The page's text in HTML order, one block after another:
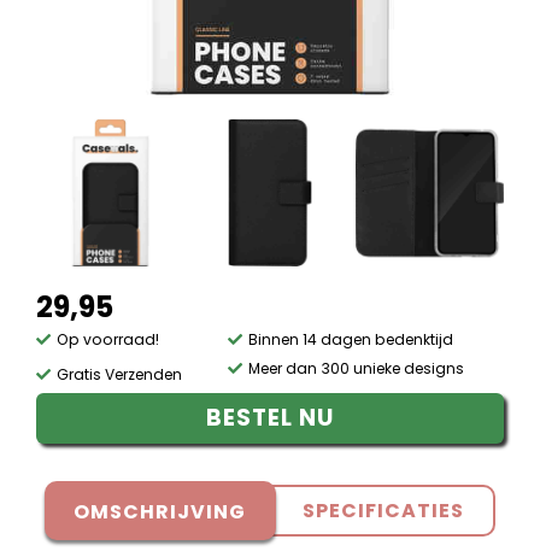
29,95
Op voorraad!
Gratis Verzenden
Binnen 14 dagen bedenktijd
Meer dan 300 unieke designs
BESTEL NU
OMSCHRIJVING SPECIFICATIES